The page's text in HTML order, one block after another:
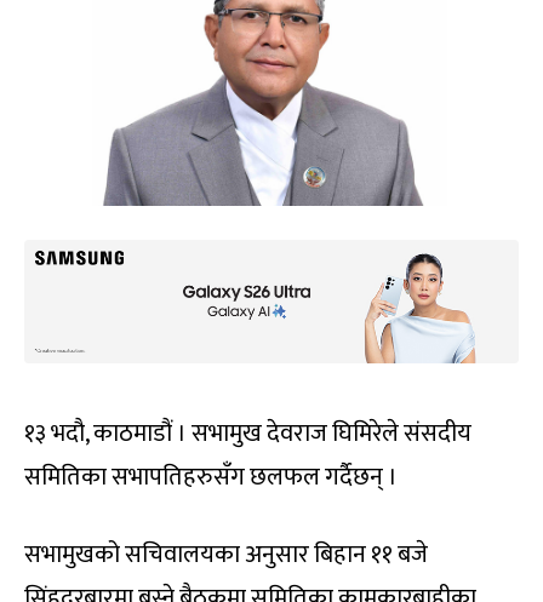
१३ भदौ, काठमाडौं । सभामुख देवराज घिमिरेले संसदीय
समितिका सभापतिहरुसँग छलफल गर्दैछन् ।
सभामुखको सचिवालयका अनुसार बिहान ११ बजे